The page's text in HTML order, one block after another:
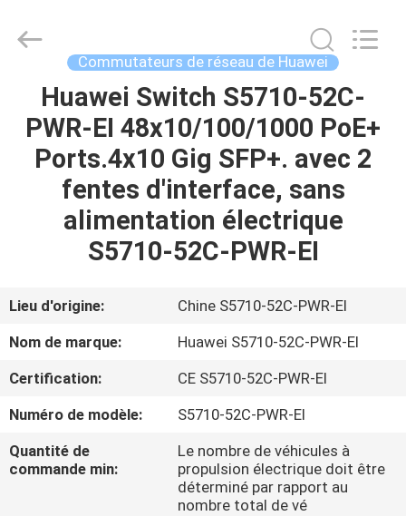
LA
MAISON
PRODUITS
À
DE
NOUS
VISITE
Equipment
Commutateurs de réseau de Huawei
Huawei Switch S5710-52C-
PWR-EI 48x10/100/1000 PoE+
Ports.4x10 Gig SFP+. avec 2
fentes d'interface, sans
alimentation électrique
S5710-52C-PWR-EI
Lieu d'origine:
Chine S5710-52C-PWR-EI
Nom de marque:
Huawei S5710-52C-PWR-EI
Certification:
CE S5710-52C-PWR-EI
Numéro de modèle:
S5710-52C-PWR-EI
Quantité de
commande min:
Le nombre de véhicules à
propulsion électrique doit être
déterminé par rapport au
nombre total de vé